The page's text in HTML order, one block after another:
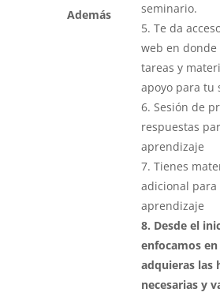
Además
seminario.
5. Te da
web en
tareas y
apoyo para tu
6. Sesión de
respuestas
aprendizaje
7. Tienes
adicional
aprendizaje
8. Desde el
enfocamos
adquieras las
necesarias y